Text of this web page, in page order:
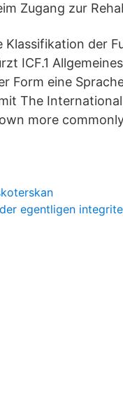
Zugang zur
der
ICF.1
Form eine
The
more
egentligen